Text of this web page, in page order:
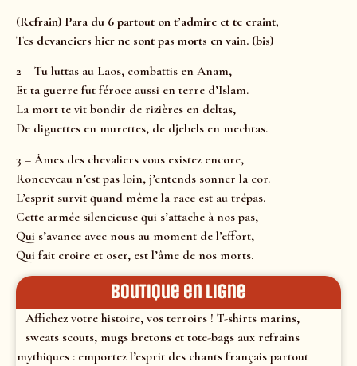
(Refrain) Para du 6 partout on t’admire et te craint,
Tes devanciers hier ne sont pas morts en vain. (bis)
2 – Tu luttas au Laos, combattis en Anam,
Et ta guerre fut féroce aussi en terre d’Islam.
La mort te vit bondir de rizières en deltas,
De diguettes en murettes, de djebels en mechtas.
3 – Âmes des chevaliers vous existez encore,
Ronceveau n’est pas loin, j’entends sonner la cor.
L’esprit survit quand même la race est au trépas.
Cette armée silencieuse qui s’attache à nos pas,
Qui s’avance avec nous au moment de l’effort,
Qui fait croire et oser, est l’âme de nos morts.
Boutique en ligne
Affichez votre histoire, vos terroirs ! T-shirts marins,
sweats scouts, mugs bretons et tote-bags aux refrains
mythiques : emportez l’esprit des chants français partout